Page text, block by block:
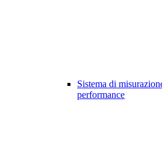
Sistema di
performance